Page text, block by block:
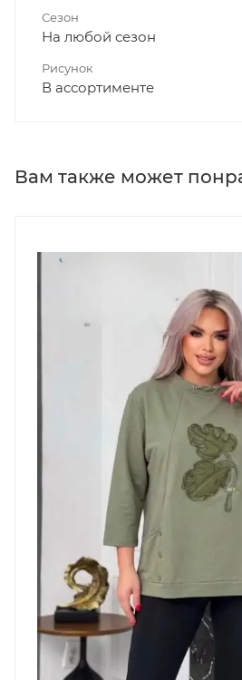
Сезон
На любой сезон
Рисунок
В ассортименте
Вам также может